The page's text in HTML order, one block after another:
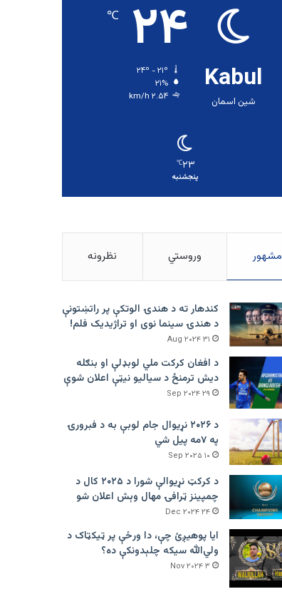
Kabul
شین اسمان
۲۴ ℃
۲۱%
۲.۵۴ km/h
۲۳℃
پنجشنبه
مشهور وروستي نظرونه
کندهار ته د هندۍ الوتکې پر راتښتونې
د هندۍ سینما نوی او تراژيديک فلم!
۳۱ Aug ۲۰۲۴
د افغان کرکت ملي لوبډلې او بنګله
دیش ترمنځ د سیالیو نیټې اعلان شوې
۲۹ Sep ۲۰۲۴
د ۲۰۲۶ نړیوال جام لوبې به د فبرورۍ
په ۷مه پیل شي
۱۰ Sep ۲۰۲۵
د کرکټ نړیوالې شورا د ۲۰۲۵ کال د
چمپینز ټرافۍ مهال وېش اعلان شو
۲۴ Dec ۲۰۲۴
ایا پوهیږئ چې، دا ورځې پر ټيکټاک د
ولي‌الله سیکه چلېدونکې ده؟
۳ Nov ۲۰۲۴